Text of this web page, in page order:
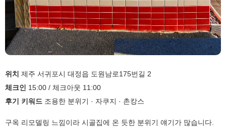
위치 제주 서귀포시 대정읍 도원남로175번길 2
체크인 15:00 / 체크아웃 11:00
후기 키워드 조용한 분위기 · 자쿠지 · 촌캉스
구옥 리모델링 느낌이라 시골집에 온 듯한 분위기 얘기가 많습니다.